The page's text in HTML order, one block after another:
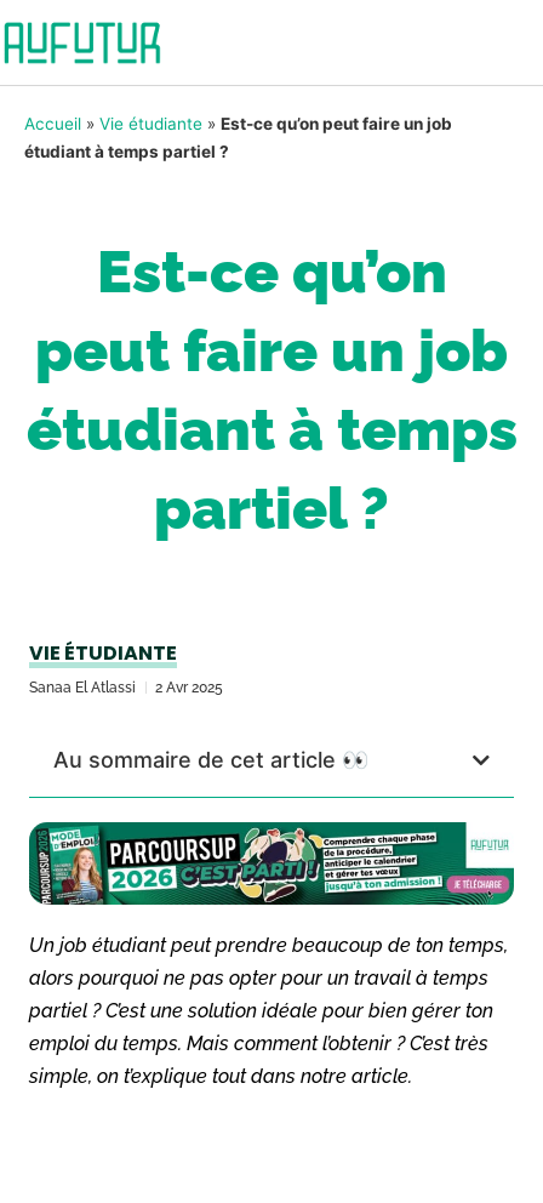
Accueil » Vie étudiante » Est-ce qu’on peut faire un job
étudiant à temps partiel​ ?
Est-ce qu’on
peut faire un job
étudiant à temps
partiel​ ?
VIE ÉTUDIANTE
Sanaa El Atlassi 2 Avr 2025
Au sommaire de cet article 👀
Un job étudiant peut prendre beaucoup de ton temps,
alors pourquoi ne pas opter pour un travail à temps
partiel ? C’est une solution idéale pour bien gérer ton
emploi du temps. Mais comment l’obtenir ? C’est très
simple, on t’explique tout dans notre article.